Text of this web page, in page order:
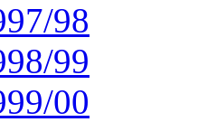
98
99
00